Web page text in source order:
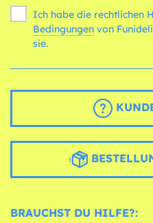
Ich habe die rechtlichen
Bedingungen
sie.
BRAUCHST DU HILFE?: